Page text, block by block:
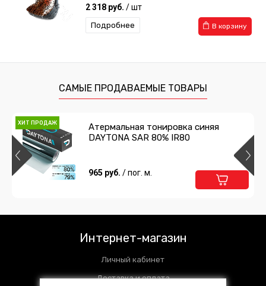
2 318 руб. / шт
В корзину
Подробнее
САМЫЕ ПРОДАВАЕМЫЕ ТОВАРЫ
ХИТ ПРОДАЖ
Атермальная тонировка синяя
DAYTONA SAR 80% IR80
965 руб. / пог. м.
Интернет-магазин
Личный кабинет
Доставка и оплата